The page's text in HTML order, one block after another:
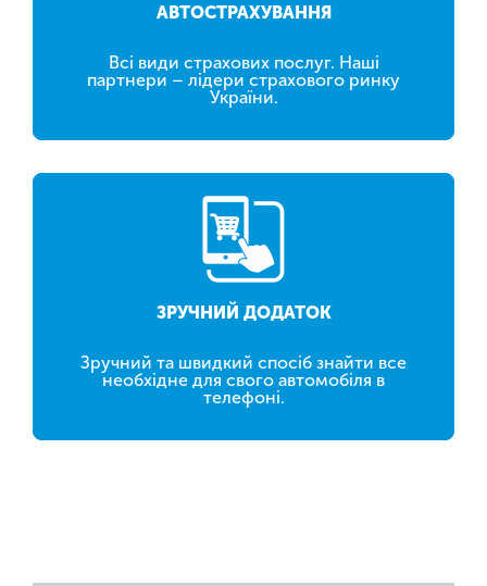
АВТОСТРАХУВАННЯ
Всі види страхових послуг. Наші
партнери – лідери страхового ринку
України.
ЗРУЧНИЙ ДОДАТОК
Зручний та швидкий спосіб знайти все
необхідне для свого автомобіля в
телефоні.